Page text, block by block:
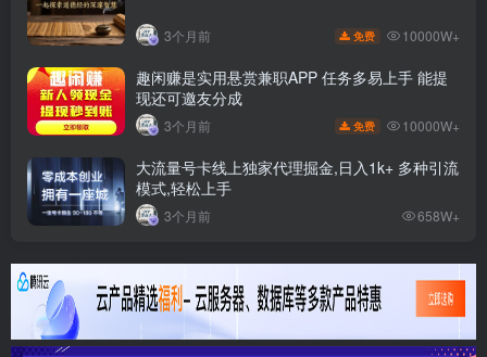
3个月前 免费 10000W+
趣闲赚是实用悬赏兼职APP 任务多易上手 能提
现还可邀友分成
3个月前 免费 10000W+
大流量号卡线上独家代理掘金,日入1k+ 多种引流
模式,轻松上手
3个月前 658W+